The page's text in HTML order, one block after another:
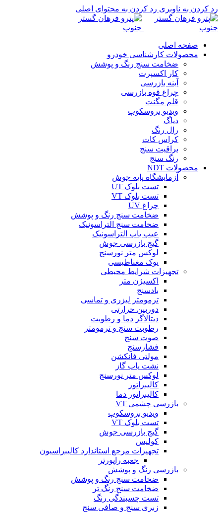
رد کردن به ناوبری رد کردن به محتوای اصلی
صفحه اصلی
محصولات کارشناسی خودرو
ضخامت سنج رنگ و پوشش
کار اکسپرت
آینه بازرسی
چراغ قوه بازرسی
قلم مگنت
ویدیو بروسکوپ
دیاگ
رال رنگ
کراس کات
براقیت سنج
رنگ سنج
محصولات NDT
آزمایشگاه پایه جوش
تست بلوک UT
تست بلوک VT
چراغ UV
ضخامت سنج رنگ و پوشش
ضخامت سنج التراسونیک
عیب یاب التراسونیک
گیج بازرسی جوش
لوکس متر نورسنج
یوک مغناطیسی
تجهیزات شرایط محیطی
اکسیژن متر
بادسنج
ترمومتر لیزری و تماسی
دوربین حرارتی
دیتالاگر دما و رطوبت
رطوبت سنج و ترمومتر
صوت سنج
فشارسنج
مولتی فانکشن
نشت یاب گاز
لوکس متر نورسنج
کالیبراتور
کالیبراتور دما
بازرسی چشمی VT
ویدیو بروسکوپ
تست بلوک VT
گیج بازرسی جوش
کولیس
تجهیزات مرجع استاندارد کالیبراسیون
جعبه راپورتر
بازرسی رنگ و پوشش
ضخامت سنج رنگ و پوشش
ضخامت سنج رنگ تر
تست چسبندگی رنگ
زبری سنج و صافی سنج